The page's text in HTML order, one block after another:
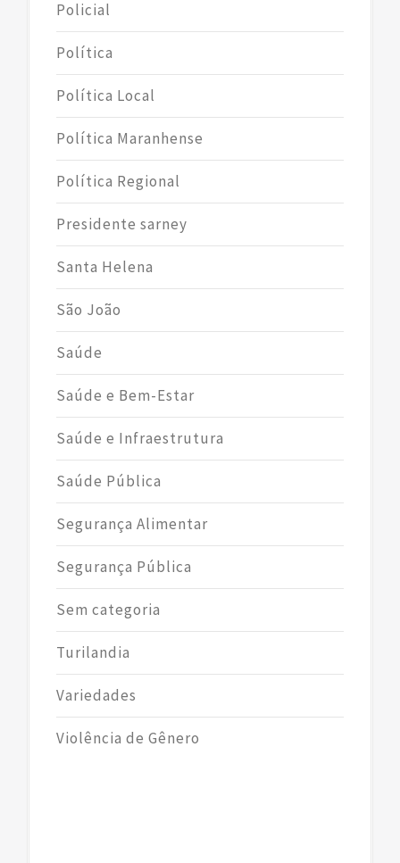
Policial
Política
Política Local
Política Maranhense
Política Regional
Presidente sarney
Santa Helena
São João
Saúde
Saúde e Bem-Estar
Saúde e Infraestrutura
Saúde Pública
Segurança Alimentar
Segurança Pública
Sem categoria
Turilandia
Variedades
Violência de Gênero